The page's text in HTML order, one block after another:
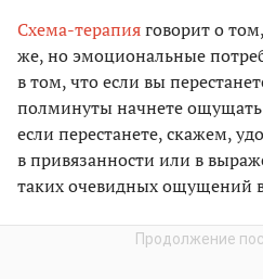
Схема-терапияговорит о
же, но эмоциональные
в том, что если вы
полминуты начнете ощущать
если перестанете, скажем,
в привязанности или в
таких очевидных ощущений